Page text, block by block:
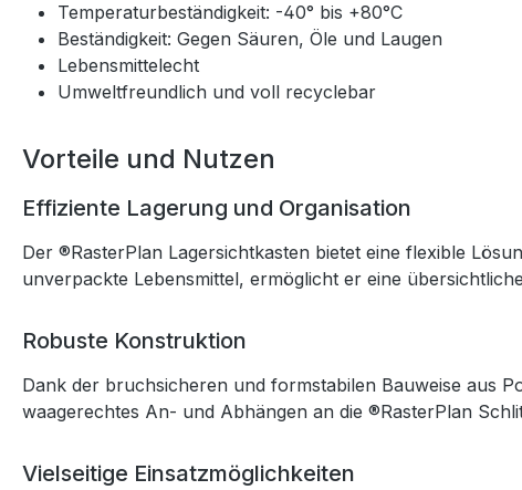
Temperaturbeständigkeit: -40° bis +80°C
Beständigkeit: Gegen Säuren, Öle und Laugen
Lebensmittelecht
Umweltfreundlich und voll recyclebar
Vorteile und Nutzen
Effiziente Lagerung und Organisation
Der ®RasterPlan Lagersichtkasten bietet eine flexible
unverpackte Lebensmittel, ermöglicht er eine
Robuste Konstruktion
Dank der bruchsicheren und formstabilen Bauweise aus
waagerechtes An- und Abhängen an die ®RasterPlan
Vielseitige Einsatzmöglichkeiten